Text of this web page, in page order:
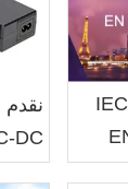
الفرق بين معايير IEC
90 وات C8 من Xelite